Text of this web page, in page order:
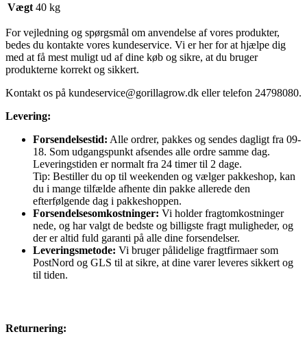
Vægt 40 kg
For vejledning og spørgsmål om anvendelse af vores produkter,
bedes du kontakte vores kundeservice. Vi er her for at hjælpe dig
med at få mest muligt ud af dine køb og sikre, at du bruger
produkterne korrekt og sikkert.
Kontakt os på kundeservice@gorillagrow.dk eller telefon 24798080.
Levering:
Forsendelsestid: Alle ordrer, pakkes og sendes dagligt fra 09-
18. Som udgangspunkt afsendes alle ordre samme dag.
Leveringstiden er normalt fra 24 timer til 2 dage.
Tip: Bestiller du op til weekenden og vælger pakkeshop, kan
du i mange tilfælde afhente din pakke allerede den
efterfølgende dag i pakkeshoppen.
Forsendelsesomkostninger: Vi holder fragtomkostninger
nede, og har valgt de bedste og billigste fragt muligheder, og
der er altid fuld garanti på alle dine forsendelser.
Leveringsmetode: Vi bruger pålidelige fragtfirmaer som
PostNord og GLS til at sikre, at dine varer leveres sikkert og
til tiden.
Returnering: